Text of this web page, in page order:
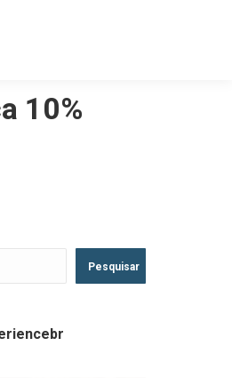
10%
Pesquisar